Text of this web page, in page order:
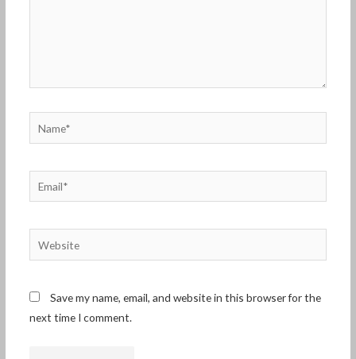
Name*
Email*
Save my name, email, and website in this browser for the
next time I comment.